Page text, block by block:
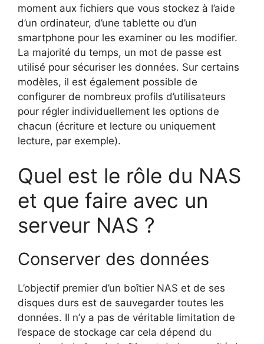
moment aux fichiers que vous stockez à l’aide
d’un ordinateur, d’une tablette ou d’un
smartphone pour les examiner ou les modifier.
La majorité du temps, un mot de passe est
utilisé pour sécuriser les données. Sur certains
modèles, il est également possible de
configurer de nombreux profils d’utilisateurs
pour régler individuellement les options de
chacun (écriture et lecture ou uniquement
lecture, par exemple).
Quel est le rôle du NAS
et que faire avec un
serveur NAS ?
Conserver des données
L’objectif premier d’un boîtier NAS et de ses
disques durs est de sauvegarder toutes les
données. Il n’y a pas de véritable limitation de
l’espace de stockage car cela dépend du